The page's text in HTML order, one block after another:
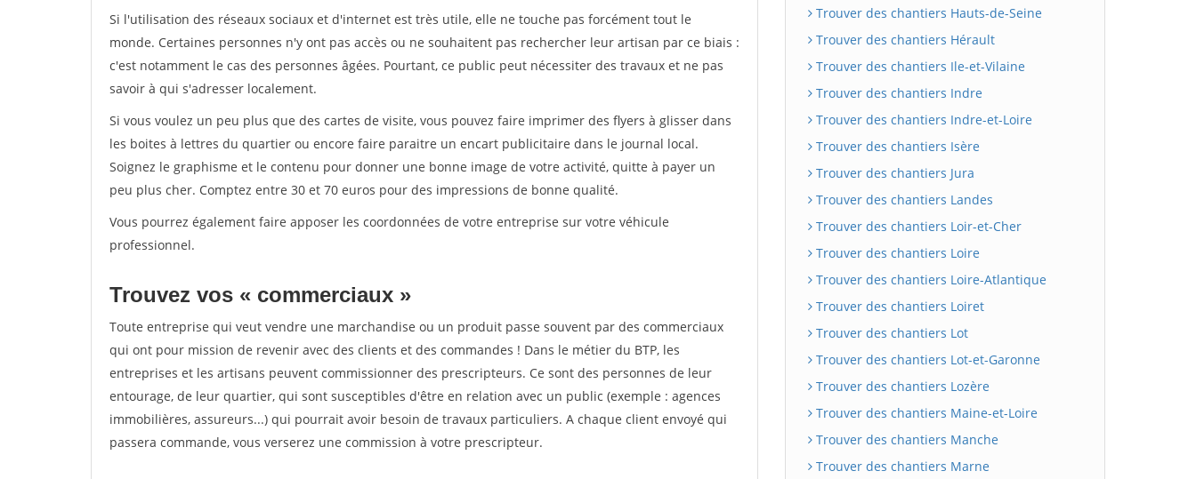
Si l'utilisation des réseaux sociaux et d'internet est très utile, elle ne touche pas forcément tout le
monde. Certaines personnes n'y ont pas accès ou ne souhaitent pas rechercher leur artisan par ce biais :
c'est notamment le cas des personnes âgées. Pourtant, ce public peut nécessiter des travaux et ne pas
savoir à qui s'adresser localement.
Si vous voulez un peu plus que des cartes de visite, vous pouvez faire imprimer des flyers à glisser dans
les boites à lettres du quartier ou encore faire paraitre un encart publicitaire dans le journal local.
Soignez le graphisme et le contenu pour donner une bonne image de votre activité, quitte à payer un
peu plus cher. Comptez entre 30 et 70 euros pour des impressions de bonne qualité.
Vous pourrez également faire apposer les coordonnées de votre entreprise sur votre véhicule
professionnel.
Trouvez vos « commerciaux »
Toute entreprise qui veut vendre une marchandise ou un produit passe souvent par des commerciaux
qui ont pour mission de revenir avec des clients et des commandes ! Dans le métier du BTP, les
entreprises et les artisans peuvent commissionner des prescripteurs. Ce sont des personnes de leur
entourage, de leur quartier, qui sont susceptibles d'être en relation avec un public (exemple : agences
immobilières, assureurs...) qui pourrait avoir besoin de travaux particuliers. A chaque client envoyé qui
passera commande, vous verserez une commission à votre prescripteur.
Trouver des chantiers Hauts-de-Seine
Trouver des chantiers Hérault
Trouver des chantiers Ile-et-Vilaine
Trouver des chantiers Indre
Trouver des chantiers Indre-et-Loire
Trouver des chantiers Isère
Trouver des chantiers Jura
Trouver des chantiers Landes
Trouver des chantiers Loir-et-Cher
Trouver des chantiers Loire
Trouver des chantiers Loire-Atlantique
Trouver des chantiers Loiret
Trouver des chantiers Lot
Trouver des chantiers Lot-et-Garonne
Trouver des chantiers Lozère
Trouver des chantiers Maine-et-Loire
Trouver des chantiers Manche
Trouver des chantiers Marne